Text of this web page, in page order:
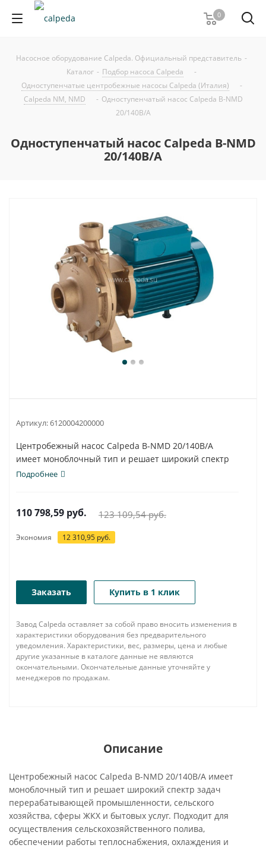
0
Насосное оборудование Calpeda. Официальный представитель -
Каталог - Подбор насоса Calpeda
-
Одноступенчатые центробежные насосы Calpeda (Италия)
-
Calpeda NM, NMD
- Одноступенчатый насос Calpeda B-NMD
20/140B/A
Одноступенчатый насос Calpeda B-NMD
20/140B/A
Артикул:6120004200000
Центробежный насос Calpeda B-NMD 20/140B/A
имеет моноблочный тип и решает широкий спектр
задач...
Подробнее
110 798,59 руб. 123 109,54руб.
Экономия 12 310,95 руб.
Заказать Купить в 1 клик
Завод Calpeda оставляет за собой право вносить изменения в
характеристики оборудования без предварительного
уведомления. Характеристики, вес, размеры, цена и любые
другие указанные в каталоге данные не являются
окончательными. Окончательные данные уточняйте у
менеджеров по продажам.
Описание
Центробежный насос Calpeda B-NMD 20/140B/A имеет
моноблочный тип и решает широкий спектр задач
перерабатывающей промышленности, сельского
хозяйства, сферы ЖКХ и бытовых услуг. Подходит для
осуществления сельскохозяйственного полива,
обеспечении работы теплоснабжения, охлаждения и